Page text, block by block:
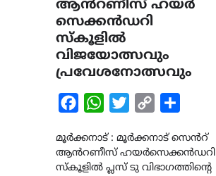
ആൻറണീസ് ഹയർ
സെക്കൻഡറി
സ്കൂളിൽ
വിജയോത്സവും
പ്രവേശനോത്സവും
FacebookWhatsAppTwitterCopy
മൂർക്കനാട് : മൂർക്കനാട് സെൻറ്
ആൻറണീസ് ഹയർസെക്കൻഡറി
സ്കൂളിൽ പ്ലസ് ടു വിഭാഗത്തിന്റെ